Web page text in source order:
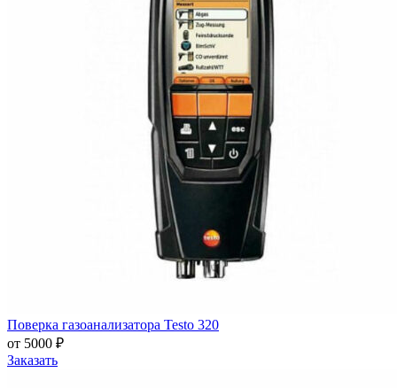
Поверка газоанализатора Testo 320
от 5000 ₽
Заказать